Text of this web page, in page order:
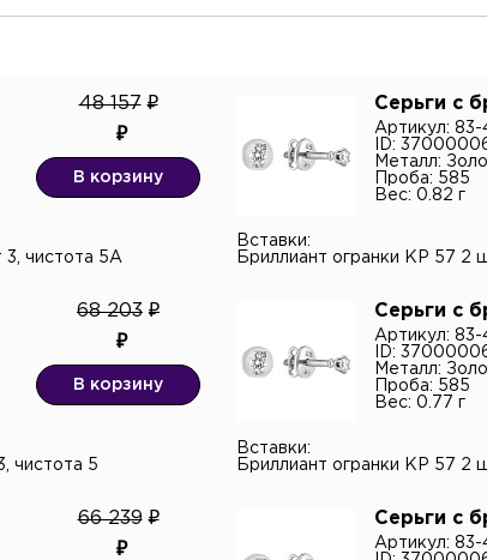
48 157
В корзину
3, чистота 5А
Серьги с
Артикул:
ID:
Металл:
Проба: 585
Вес: 0.82 г
Вставки:
Бриллиант огранки КР 57 2
68 203
В корзину
чистота 5
Серьги с
Артикул:
ID:
Металл:
Проба: 585
Вес: 0.77 г
Вставки:
Бриллиант огранки КР 57 2
66 239 Серьги с
Артикул:
почта
и даю согласие на обработку
данных.*